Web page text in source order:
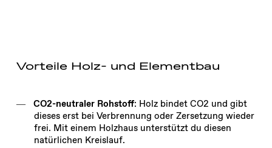
Vorteile Holz- und Elementbau
CO2-neutraler Rohstoff: Holz bindet CO2 und gibt
dieses erst bei Verbrennung oder Zersetzung wieder
frei. Mit einem Holzhaus unterstützt du diesen
natürlichen Kreislauf.